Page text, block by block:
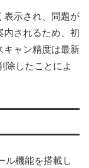
表示され、問題が
内されるため、初
キャン精度は最新
除したことによ
ル機能を搭載し